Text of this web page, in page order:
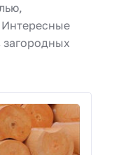
загородных